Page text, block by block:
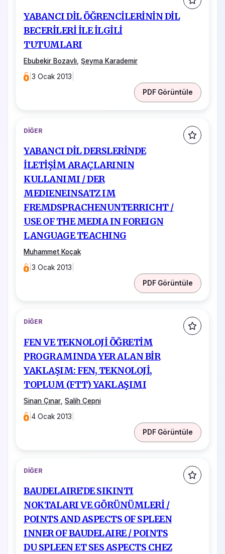
YABANCI DİL ÖĞRENCİLERİNİN DİL
BECERİLERİ İLE İLGİLİ
TUTUMLARI
Ebubekir Bozavlı Şeyma Karademir
|3 Ocak 2013
PDF Görüntüle
DIĞER
YABANCI DİL DERSLERİNDE
İLETİŞİM ARAÇLARININ
KULLANIMI / DER
MEDIENEINSATZ IM
FREMDSPRACHENUNTERRICHT /
USE OF THE MEDIA IN FOREIGN
LANGUAGE TEACHING
Muhammet Koçak
|3 Ocak 2013
PDF Görüntüle
DIĞER
FEN VE TEKNOLOJİ ÖĞRETİM
PROGRAMINDA YER ALAN BİR
YAKLAŞIM: FEN, TEKNOLOJİ,
TOPLUM (FTT) YAKLAŞIMI
Sinan Çınar Salih Çepni
|4 Ocak 2013
PDF Görüntüle
DIĞER
BAUDELAIRE’DE SIKINTI
NOKTALARI VE GÖRÜNÜMLERİ /
POINTS AND ASPECTS OF SPLEEN
INNER OF BAUDELAIRE / POINTS
DU SPLEEN ET SES ASPECTS CHEZ